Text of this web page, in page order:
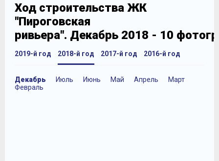
Ход строительства ЖК
"Пироговская
ривьера". Декабрь 2018 - 10
2019-й год 2018-й год
Декабрь Июль Июнь Май Апрель
Март
Февраль
2017-й год 2016-й год